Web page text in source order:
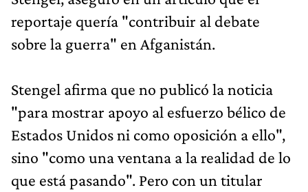
reportaje quería "contribuir al debate
sobre la guerra" en Afganistán.
Stengel afirma que no publicó la noticia
"para mostrar apoyo al esfuerzo bélico de
Estados Unidos ni como oposición a ello",
sino "como una ventana a la realidad de lo
que está pasando". Pero con un titular